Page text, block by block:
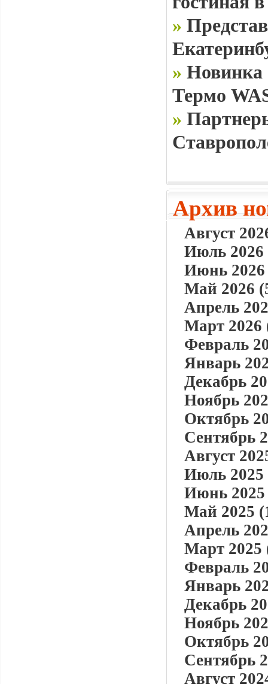
»
» Новинка
Термо
»
Архив
Август
Июль 2026
Июнь 2026
Май 2026
Апрель
Март 2026
Февраль
Январь
Декабрь
Ноябрь
Октябрь
Сентябрь
Август
Июль 2025
Июнь 2025
Май 2025
Апрель
Март 2025
Февраль
Январь
Декабрь
Ноябрь
Октябрь
Сентябрь
Август